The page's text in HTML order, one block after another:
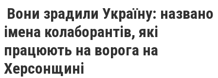
Вони зрадили Україну: названо
імена колаборантів, які
працюють на ворога на
Херсонщині